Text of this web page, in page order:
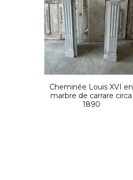
Cheminée Louis XVI en
marbre de carrare circa
1890